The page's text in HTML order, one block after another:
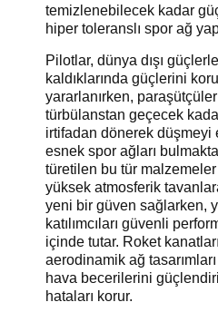
temizlenebilecek kadar
hiper toleranslı spor ağ
Pilotlar, dünya dışı
kaldıklarında güçlerini
yararlanırken,
türbülanstan geçecek
irtifadan dönerek düşmeyi
esnek spor ağları
türetilen bu tür
yüksek atmosferik
yeni bir güven sağlarken,
katılımcıları güvenli
içinde tutar. Roket
aerodinamik ağ
hava becerilerini
hataları korur.